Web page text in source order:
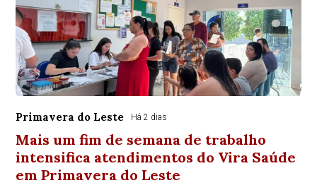
Primavera do Leste Há 2 dias
Mais um fim de semana de trabalho
intensifica atendimentos do Vira Saúde
em Primavera do Leste